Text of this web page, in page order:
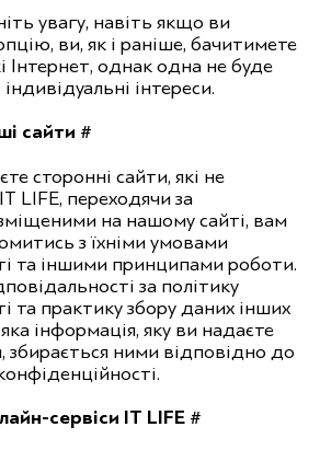
увагу, навіть якщо ви
ви, як і раніше, бачитимете
Інтернет, однак одна не буде
інтереси.
сайти #
сторонні сайти, які не
LIFE, переходячи за
на нашому сайті, вам
з їхніми умовами
та іншими принципами роботи.
за політику
та практику збору даних інших
інформація, яку ви надаєте
збирається ними відповідно до
сервіси IT LIFE #